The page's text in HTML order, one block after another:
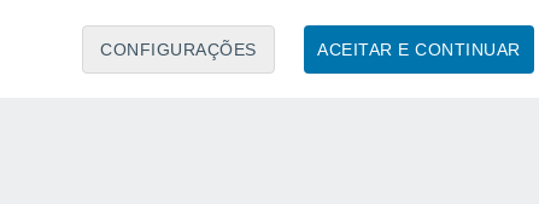
ACEITAR E CONTINUAR
CONFIGURAÇÕES